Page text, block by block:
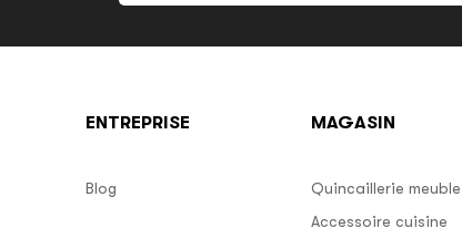
ENTREPRISE
Blog
MAGASIN
Quincaillerie meuble
Accessoire cuisine